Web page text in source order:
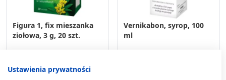
Figura 1, fix mieszanka
ziołowa, 3 g, 20 szt.
Vernikabon, syrop, 100
ml
Ustawienia prywatności